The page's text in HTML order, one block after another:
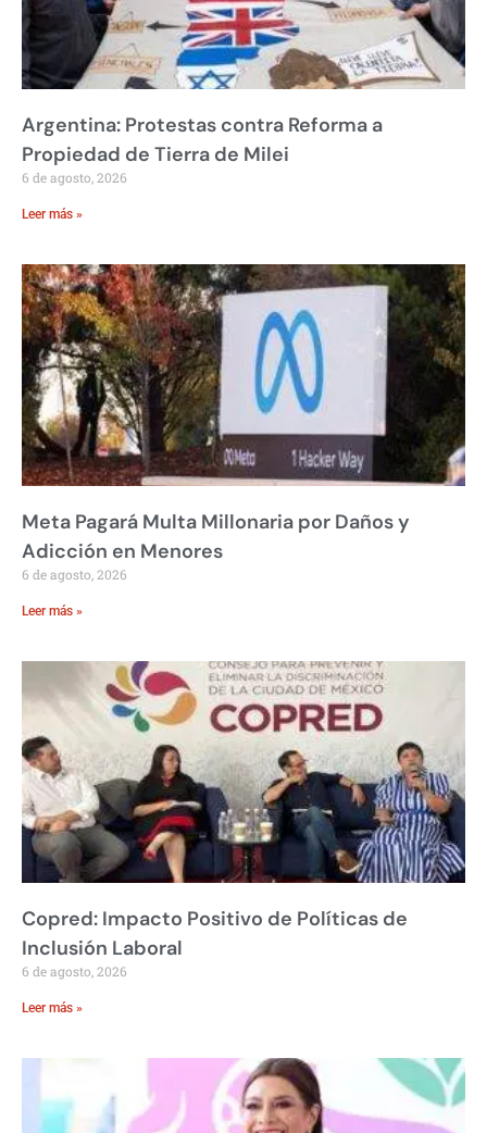
Argentina: Protestas contra Reforma a
Propiedad de Tierra de Milei
6 de agosto, 2026
Leer más »
Meta Pagará Multa Millonaria por Daños y
Adicción en Menores
6 de agosto, 2026
Leer más »
Copred: Impacto Positivo de Políticas de
Inclusión Laboral
6 de agosto, 2026
Leer más »